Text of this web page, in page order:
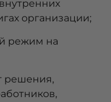
организации;
режим на
решения,